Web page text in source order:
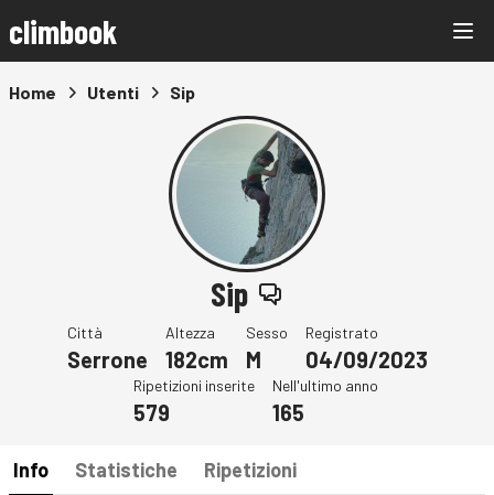
climbook
Home Utenti Sip
Sip
Città
Serrone
Altezza
182cm
Sesso
M
Registrato
04/09/2023
Ripetizioni inserite
579
Nell'ultimo anno
165
Info Statistiche Ripetizioni